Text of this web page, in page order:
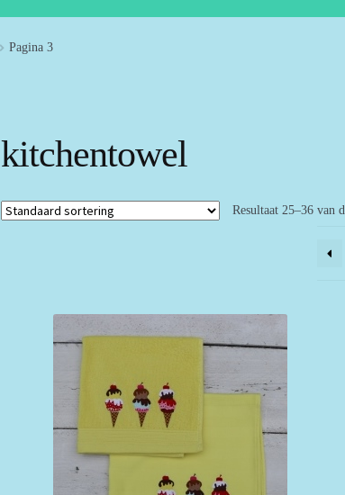
Pagina 3
kitchentowel
Resultaat 25–36 van